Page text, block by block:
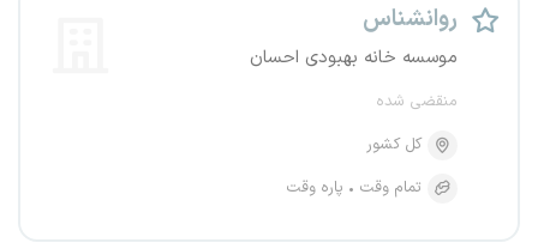
روانشناس
موسسه خانه بهبودی احسان
منقضی شده
کل کشور
تمام وقت
پاره وقت